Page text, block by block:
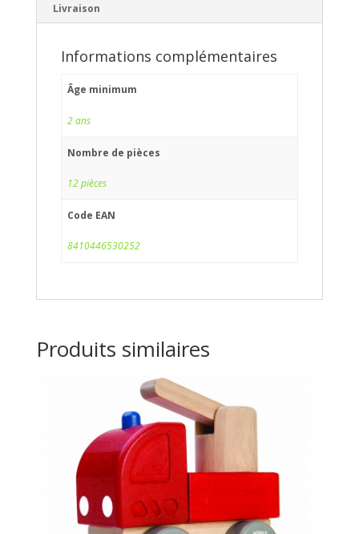
Livraison
Informations complémentaires
Âge minimum
2 ans
Nombre de pièces
12 pièces
Code EAN
8410446530252
Produits similaires